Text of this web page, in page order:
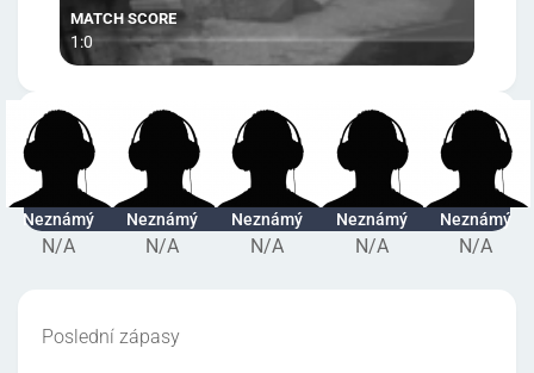
1:0
Neznámý
N/A
Neznámý
N/A
Neznámý
N/A
Neznámý
N/A
Neznámý
N/A
Poslední zápasy